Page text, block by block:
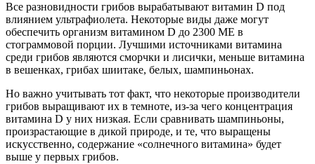
Все разновидности грибов вырабатывают витамин D под
влиянием ультрафиолета. Некоторые виды даже могут
обеспечить организм витамином D до 2300 МЕ в
стограммовой порции. Лучшими источниками витамина
среди грибов являются сморчки и лисички, меньше витамина
в вешенках, грибах шиитаке, белых, шампиньонах.
Но важно учитывать тот факт, что некоторые производители
грибов выращивают их в темноте, из-за чего концентрация
витамина D у них низкая. Если сравнивать шампиньоны,
произрастающие в дикой природе, и те, что выращены
искусственно, содержание «солнечного витамина» будет
выше у первых грибов.